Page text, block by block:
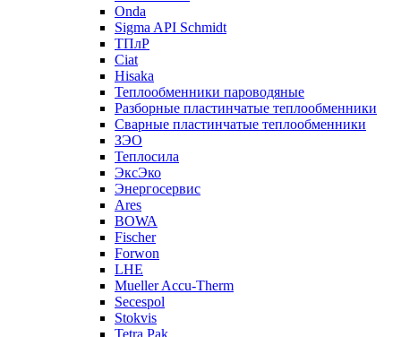
Onda
Sigma API Schmidt
ТПлР
Ciat
Hisaka
Теплообменники пароводяные
Разборные пластинчатые теплообменники
Сварные пластинчатые теплообменники
ЗЭО
Теплосила
ЭксЭко
Энергосервис
Ares
BOWA
Fischer
Forwon
LHE
Mueller Accu-Therm
Secespol
Stokvis
Tetra Pak